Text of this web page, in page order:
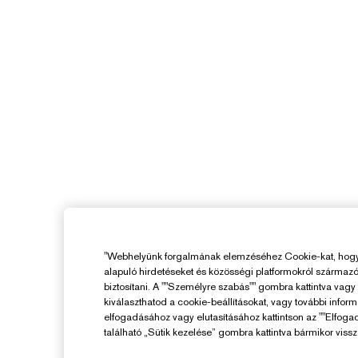
"Webhelyünk forgalmának elemzéséhez Cookie-kat,
alapuló hirdetéseket és közösségi platformokról
biztosítani. A ""Személyre szabás"" gombra kattintva
kiválaszthatod a cookie-beállításokat, vagy további
elfogadásához vagy elutasításához kattintson az
található „Sütik kezelése” gombra kattintva bármikor